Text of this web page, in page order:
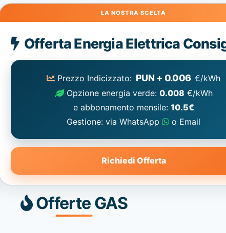
Energia
Elettrica
consigliata
Offerta Energia Elettrica
Prezzo Indicizzato: PUN + 0.006 €/kWh
Opzione energia verde: 0.008 €/kWh
e abbonamento mensile: 10.5€
Gestione: via WhatsApp
o Email
Richiedi Offerta
Offerte GAS